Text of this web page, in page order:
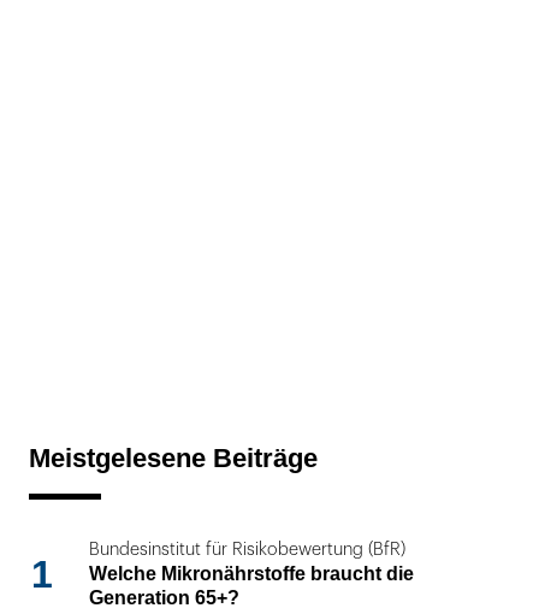
Meistgelesene Beiträge
1
Bundesinstitut für Risikobewertung (BfR)
Welche Mikronährstoffe braucht die
Generation 65+?